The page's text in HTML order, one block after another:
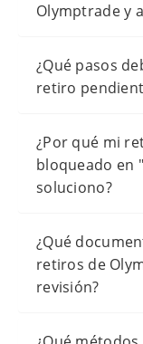
Olymptrade y
¿Qué pasos
retiro
¿Por qué mi
bloqueado en
soluciono?
¿Qué
retiros de
revisión?